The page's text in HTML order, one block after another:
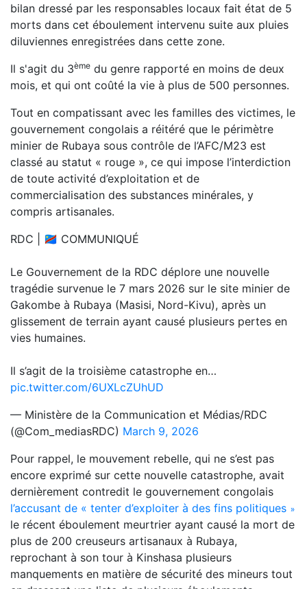
bilan dressé par les responsables locaux fait état de 5
morts dans cet éboulement intervenu suite aux pluies
diluviennes enregistrées dans cette zone.
Il s'agit du 3ème du genre rapporté en moins de deux
mois, et qui ont coûté la vie à plus de 500 personnes.
Tout en compatissant avec les familles des victimes, le
gouvernement congolais a réitéré que le périmètre
minier de Rubaya sous contrôle de l’AFC/M23 est
classé au statut « rouge », ce qui impose l’interdiction
de toute activité d’exploitation et de
commercialisation des substances minérales, y
compris artisanales.
RDC | 🇨🇩 COMMUNIQUÉ
Le Gouvernement de la RDC déplore une nouvelle
tragédie survenue le 7 mars 2026 sur le site minier de
Gakombe à Rubaya (Masisi, Nord-Kivu), après un
glissement de terrain ayant causé plusieurs pertes en
vies humaines.
Il s’agit de la troisième catastrophe en…
pic.twitter.com/6UXLcZUhUD
— Ministère de la Communication et Médias/RDC
(@Com_mediasRDC) March 9, 2026
Pour rappel, le mouvement rebelle, qui ne s’est pas
encore exprimé sur cette nouvelle catastrophe, avait
dernièrement contredit le gouvernement congolais
l’accusant de « tenter d’exploiter à des fins politiques »
le récent éboulement meurtrier ayant causé la mort de
plus de 200 creuseurs artisanaux à Rubaya,
reprochant à son tour à Kinshasa plusieurs
manquements en matière de sécurité des mineurs tout